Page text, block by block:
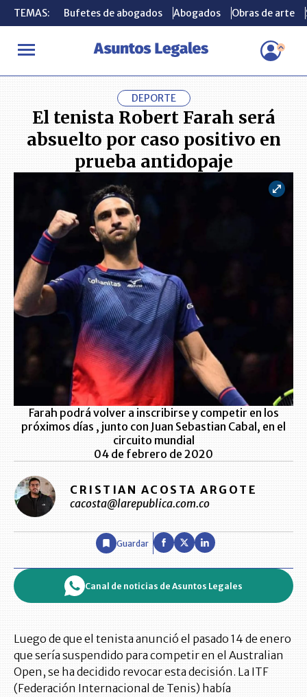
TEMAS: Bufetes de abogados Abogados Obras de arte
INICIO ACTUALIDAD El tenista Robert Farah será absuelto
TEMAS: Bufetes de abogados Abogados Obras de arte
DEPORTE
El tenista Robert Farah será
absuelto por caso positivo en
prueba antidopaje
Farah podrá volver a inscribirse y competir en los
próximos días , junto con Juan Sebastian Cabal, en el
circuito mundial
04 de febrero de 2020
CRISTIAN ACOSTA ARGOTE
cacosta@larepublica.com.co
Guardar
Canal de noticias de Asuntos Legales
Luego de que el tenista anunció el pasado 14 de enero
que sería suspendido para competir en el Australian
Open, se ha decidido revocar esta decisión. La ITF
(Federación Internacional de Tenis) había